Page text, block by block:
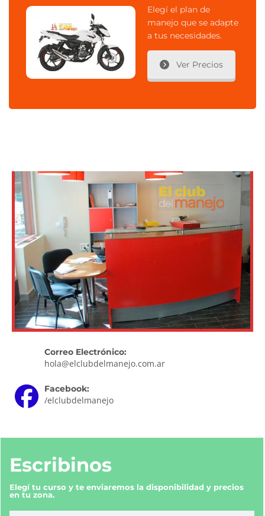
Elegí el plan de
manejo que se adapte
a tus necesidades.
Ver Precios
Correo Electrónico:
hola@elclubdelmanejo.com.ar
Facebook:
/elclubdelmanejo
Escribinos
Elegí tu curso y te enviaremos la disponibilidad y precios
en tu zona.